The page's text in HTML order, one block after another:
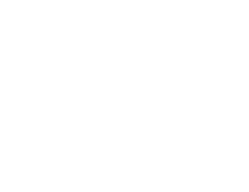
erfolgreich zu agieren.